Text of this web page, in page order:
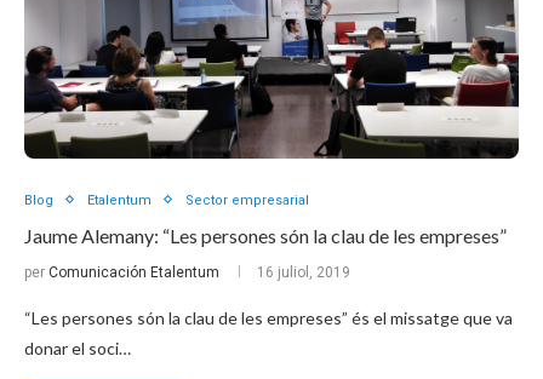
Blog Etalentum Sector empresarial
Jaume Alemany: “Les persones són la clau de les empreses”
per Comunicación Etalentum 16 juliol, 2019
“Les persones són la clau de les empreses” és el missatge que va
donar el soci…